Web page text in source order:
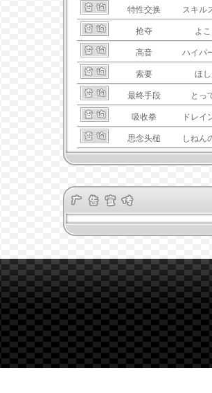
特性交换 スキル
抢夺 よ
高音 ハイパ
索要 ほ
最终手段 とっ
吸收拳 ドレイ
思念头槌 しねん